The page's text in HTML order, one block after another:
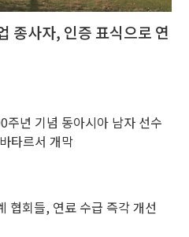
종사자, 인증 표식으로 연
주년 기념 동아시아 남자 선수
타르서 개막
협회들, 연료 수급 즉각 개선